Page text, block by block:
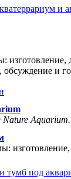
и
и
тумб под